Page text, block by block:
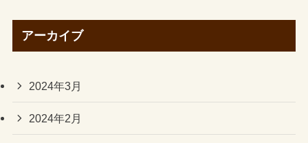
アーカイブ
2024年3月
2024年2月